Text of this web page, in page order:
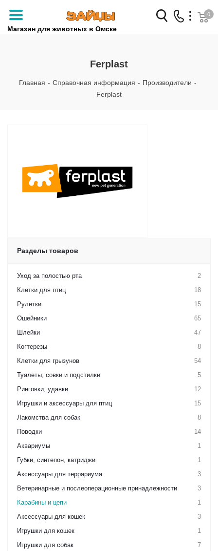
Магазин для животных в Омске
Заказать звонок
+7 (3812) 79-04-04
+7 (950) 959-88-32
0
Ferplast
Главная - Справочная информация - Производители -
Ferplast
Разделы товаров
Уход за полостью рта
2
Клетки для птиц
18
Рулетки
15
Ошейники
65
Шлейки
47
Когтерезы
8
Клетки для грызунов
54
Туалеты, совки и подстилки
5
Ринговки, удавки
12
Игрушки и аксессуары для птиц
15
Лакомства для собак
8
Поводки
14
Аквариумы
1
Губки, синтепон, катриджи
1
Аксессуары для террариума
3
Ветеринарные и послеоперационные принадлежности
3
Карабины и цепи
1
Аксессуары для кошек
3
Игрушки для кошек
1
Игрушки для собак
7